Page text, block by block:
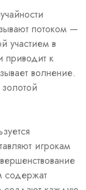
потоком —
участием в
приводит к
волнение.
игрокам
содержат